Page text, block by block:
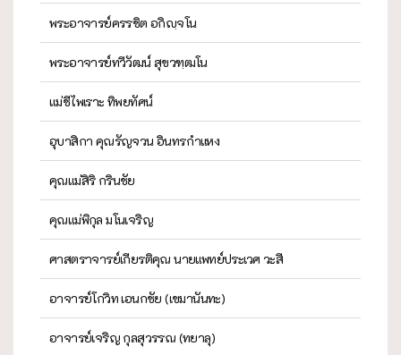
พระอาจารย์ครรชิต อกิญฺจโน
พระอาจารย์ทวีวัฒน์ สุขวฑฺฒโน
แม่ชีไพเราะ ทิพยทัศน์
อุบาสิกา คุณรัญจวน อินทรกำแหง
คุณแม่สิริ กรินชัย
คุณแม่พิกุล มโนเจริญ
ศาสตราจารย์เกียรติคุณ นายแพทย์ประเวศ วะสี
อาจารย์โกวิท เอนกชัย (เขมานันทะ)
อาจารย์เจริญ กุลสุวรรณ (ทยาลุ)